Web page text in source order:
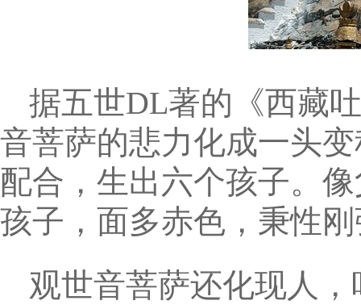
据五世DL著的《西藏
音菩萨的悲力化成一头
配合，生出六个孩子。
孩子，面多赤色，秉性
观世音菩萨还化现人